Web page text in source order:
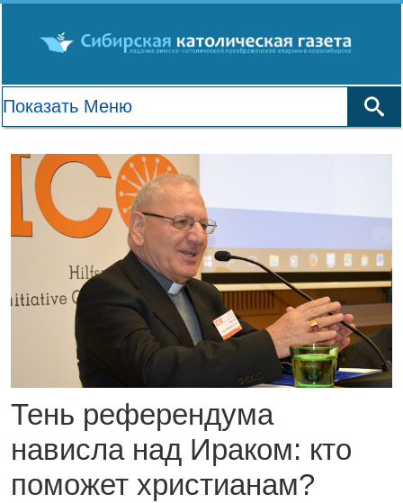
Тень референдума
нависла над Ираком: кто
поможет христианам?